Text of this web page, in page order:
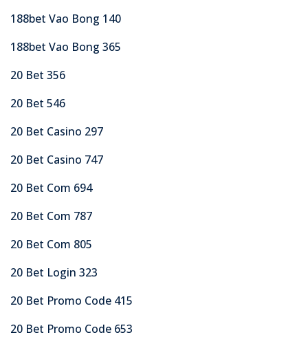
188bet Vao Bong 140
188bet Vao Bong 365
20 Bet 356
20 Bet 546
20 Bet Casino 297
20 Bet Casino 747
20 Bet Com 694
20 Bet Com 787
20 Bet Com 805
20 Bet Login 323
20 Bet Promo Code 415
20 Bet Promo Code 653